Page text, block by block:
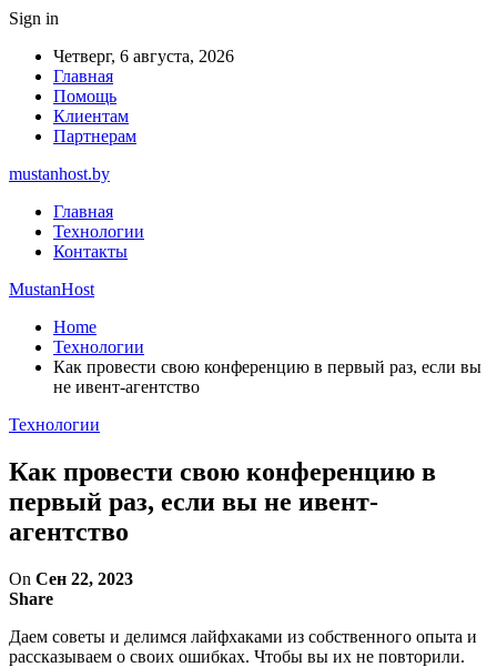
Sign in
Четверг, 6 августа, 2026
Главная
Помощь
Клиентам
Партнерам
mustanhost.by
Главная
Технологии
Контакты
MustanHost
Home
Технологии
Как провести свою конференцию в первый раз, если вы
не ивент-агентство
Технологии
Как провести свою конференцию в
первый раз, если вы не ивент-
агентство
On Сен 22, 2023
Share
Даем советы и делимся лайфхаками из собственного опыта и
рассказываем о своих ошибках. Чтобы вы их не повторили.